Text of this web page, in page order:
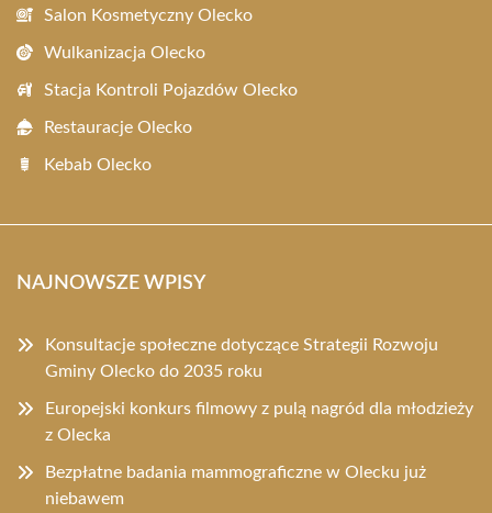
Salon Kosmetyczny Olecko
Wulkanizacja Olecko
Stacja Kontroli Pojazdów Olecko
Restauracje Olecko
Kebab Olecko
NAJNOWSZE WPISY
Konsultacje społeczne dotyczące Strategii Rozwoju
Gminy Olecko do 2035 roku
Europejski konkurs filmowy z pulą nagród dla młodzieży
z Olecka
Bezpłatne badania mammograficzne w Olecku już
niebawem